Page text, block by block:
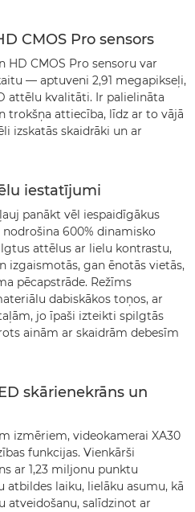
CMOS Pro sensors
HD CMOS Pro sensoru var
— aptuveni 2,91 megapikseļi,
attēlu kvalitāti. Ir palielināta
trokšņa attiecība, līdz ar to vājā
izskatās skaidrāki un ar
iestatījumi
panākt vēl iespaidīgākus
600% dinamisko
attēlus ar lielu kontrastu,
izgaismotās, gan ēnotās vietās,
pēcapstrāde. Režīms
dabiskākos toņos, ar
jo īpaši izteikti spilgtās
ainām ar skaidrām debesīm
skārienekrāns un
izmēriem, videokamerai XA30
funkcijas. Vienkārši
ar 1,23 miljonu punktu
atbildes laiku, lielāku asumu, kā
atveidošanu, salīdzinot ar